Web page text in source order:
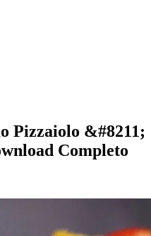
Pizzaiolo &#8211;
Completo